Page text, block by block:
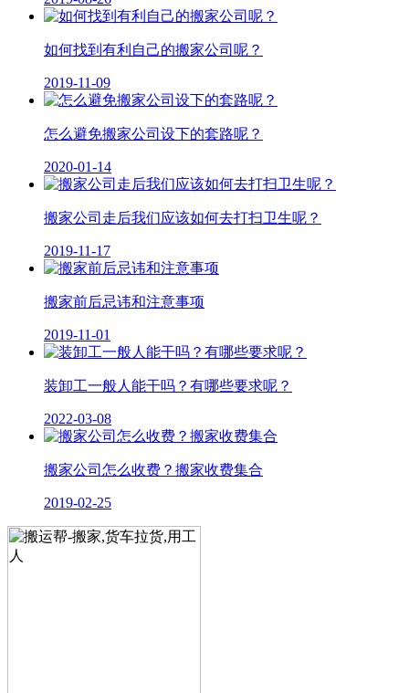
如何找到有利自己的搬家公司呢？
2019-11-09
怎么避免搬家公司设下的套路呢？
2020-01-14
搬家公司走后我们应该如何去打扫卫生呢？
2019-11-17
搬家前后忌讳和注意事项
2019-11-01
装卸工一般人能干吗？有哪些要求呢？
2022-03-08
搬家公司怎么收费？搬家收费集合
2019-02-25